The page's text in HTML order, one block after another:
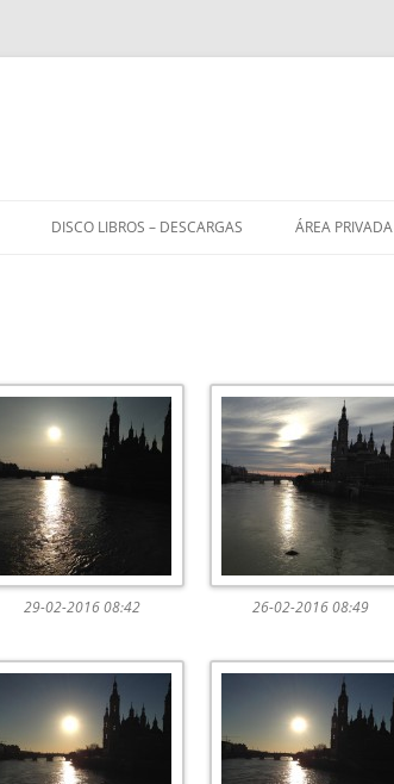
DISCO LIBROS – DESCARGAS ÁREA PRIVADA
29-02-2016 08:42 26-02-2016 08:49